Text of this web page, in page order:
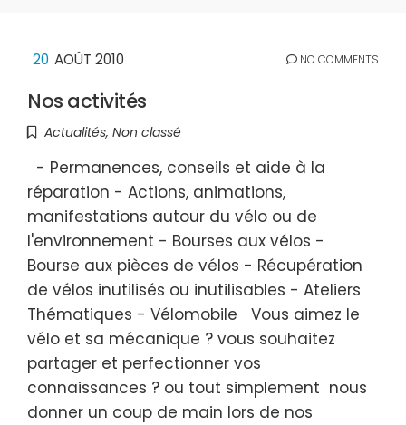
20 AOÛT 2010 NO COMMENTS
Nos activités
Actualités, Non classé
- Permanences, conseils et aide à la
réparation - Actions, animations,
manifestations autour du vélo ou de
l'environnement - Bourses aux vélos -
Bourse aux pièces de vélos - Récupération
de vélos inutilisés ou inutilisables - Ateliers
Thématiques - Vélomobile Vous aimez le
vélo et sa mécanique ? vous souhaitez
partager et perfectionner vos
connaissances ? ou tout simplement nous
donner un coup de main lors de nos